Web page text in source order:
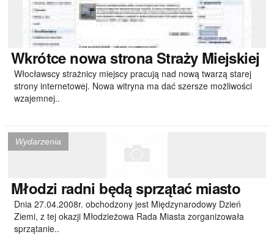
Wkrótcenowa strona Straży Miejskiej
Włocławscy strażnicy miejscy pracują nad nową twarzą starej
strony internetowej. Nowa witryna ma dać szersze możliwości
wzajemnej..
Wydarzenia
Młodzi radni będą sprzątać miasto
Dnia 27.04.2008r. obchodzony jest Międzynarodowy Dzień
Ziemi, z tej okazji Młodzieżowa Rada Miasta zorganizowała
sprzątanie..